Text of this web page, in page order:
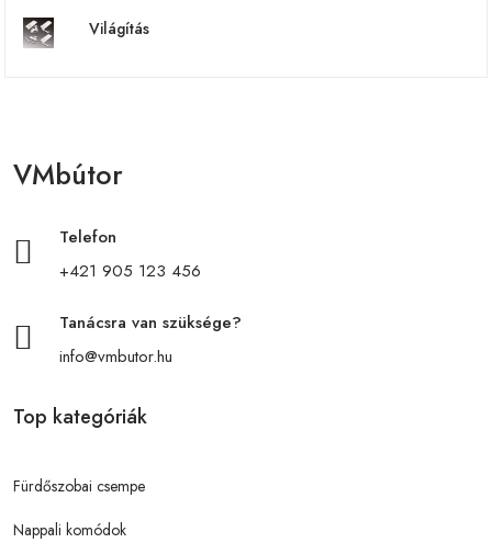
Világítás
VMbútor
Telefon
+421 905 123 456
Tanácsra van szüksége?
info@vmbutor.hu
Top kategóriák
Fürdőszobai csempe
Nappali komódok